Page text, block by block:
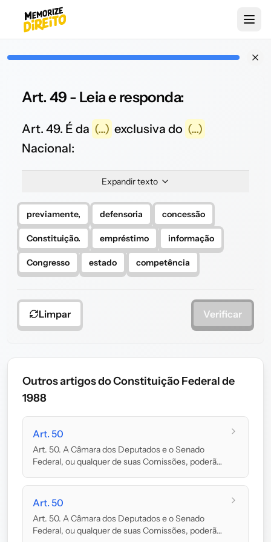
Art. 49 - Leia e responda:
Art. 49. É da (...) exclusiva do (...)
Nacional:
Expandir texto
previamente, defensoria concessão
Constituição. empréstimo informação
Congresso estado competência
Limpar Verificar
Outros artigos do Constituição Federal de
1988
Art. 50
Art. 50. A Câmara dos Deputados e o Senado
Federal, ou qualquer de suas Comissões, poderão
Art. 50
Art. 50. A Câmara dos Deputados e o Senado
Federal, ou qualquer de suas Comissões, poderão